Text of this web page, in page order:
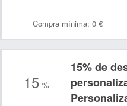
Compra mínima: 0 €
15 %
15% de